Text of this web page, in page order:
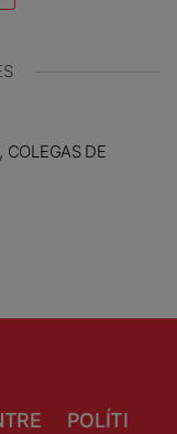
COLEGAS DE
POLÍTI